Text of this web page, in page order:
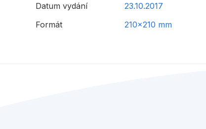
Datum vydání
23.10.2017
Formát
210x210 mm